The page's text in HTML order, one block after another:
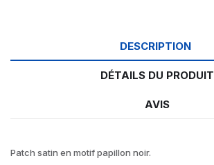
DESCRIPTION
DÉTAILS DU PRODUIT
AVIS
Patch satin en motif papillon noir.